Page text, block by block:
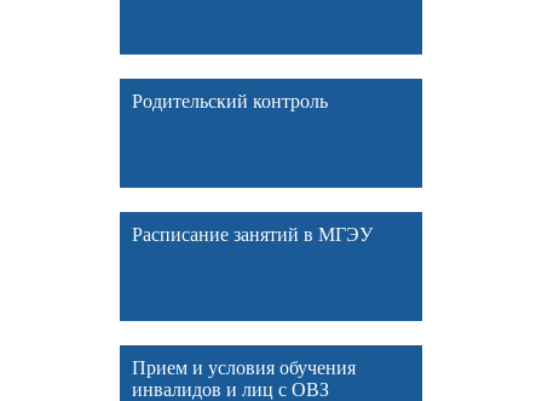
Родительский контроль
Расписание занятий в МГЭУ
Прием и условия обучения
инвалидов и лиц с ОВЗ